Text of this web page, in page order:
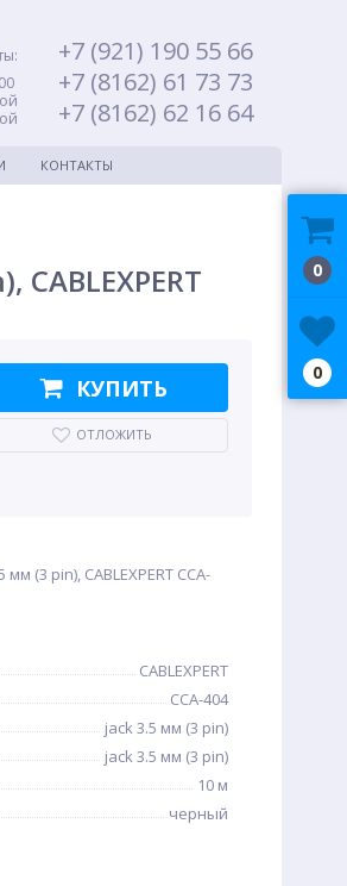
+7 (921) 190 55 66
+7 (8162) 61 73 73
+7 (8162) 62 16 64
КОНТАКТЫ
КУПИТЬ
ОТЛОЖИТЬ
(3 pin), CABLEXPERT CCA-
CABLEXPERT
CCA-404
jack 3.5 мм (3 pin)
jack 3.5 мм (3 pin)
10 м
черный
0
0